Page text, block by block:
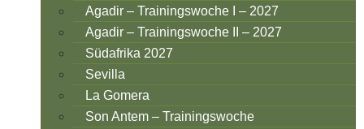
Agadir – Trainingswoche I – 2027
Agadir – Trainingswoche II – 2027
Südafrika 2027
Sevilla
La Gomera
Son Antem – Trainingswoche